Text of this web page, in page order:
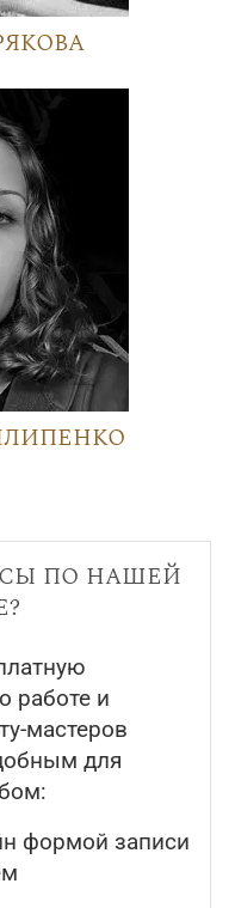
по нашей
работе и
мастеров
для
формой записи